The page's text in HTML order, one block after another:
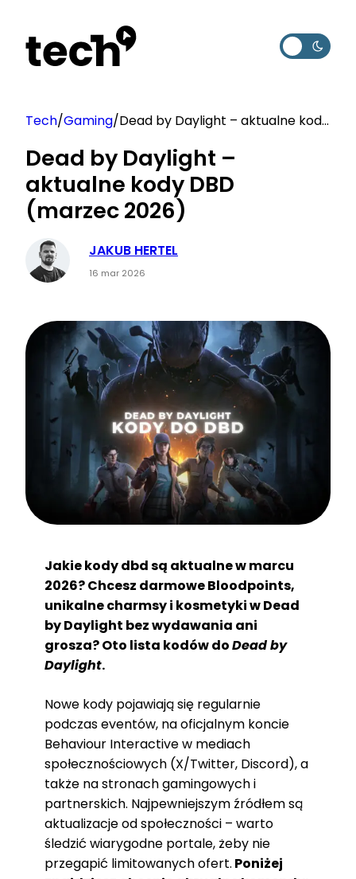
treści
Tech/Gaming/Dead by Daylight – aktualne kody
Dead by Daylight –
aktualne kody DBD
(marzec 2026)
JAKUB HERTEL
16 mar 2026
Jakie kody dbd są aktualne w marcu
2026? Chcesz darmowe Bloodpoints,
unikalne charmsy i kosmetyki w Dead
by Daylight bez wydawania ani
grosza? Oto lista kodów doDead by
Daylight.
Nowe kody pojawiają się regularnie
podczas eventów, na oficjalnym koncie
Behaviour Interactive w mediach
społecznościowych (X/Twitter, Discord), a
także na stronach gamingowych i
partnerskich. Najpewniejszym źródłem są
aktualizacje od społeczności – warto
śledzić wiarygodne portale, żeby nie
przegapić limitowanych ofert. Poniżej